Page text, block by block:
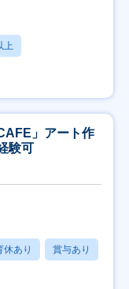
上
」アート作
験可
休あり 賞与あり